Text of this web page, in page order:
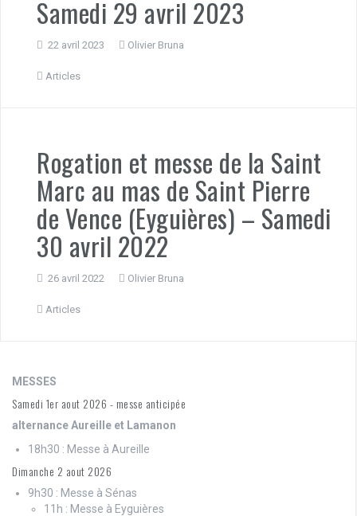
Samedi 29 avril 2023
22 avril 2023 Olivier Bruna
Articles
Rogation et messe de la Saint
Marc au mas de Saint Pierre
de Vence (Eyguières) – Samedi
30 avril 2022
26 avril 2022 Olivier Bruna
Articles
MESSES
Samedi 1er aout 2026 - messe anticipée
alternance Aureille et Lamanon
18h30 : Messe à Aureille
Dimanche 2 aout 2026
9h30 : Messe à Sénas
11h : Messe à Eyguières